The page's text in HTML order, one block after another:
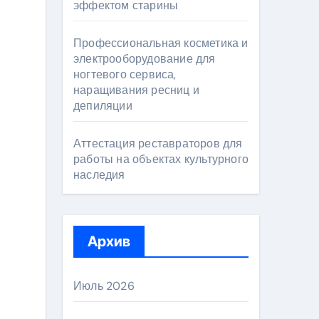
эффектом старины
Профессиональная косметика и
электрооборудование для
ногтевого сервиса,
наращивания ресниц и
депиляции
Аттестация реставраторов для
работы на объектах культурного
наследия
Архив
Июль 2026